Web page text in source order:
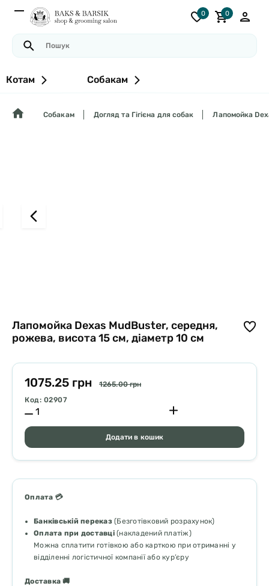
0 0
Котам Собакам
Собакам Догляд та Гігієна для собак Лапомойка
Лапомойка Dexas MudBuster, середня,
рожева, висота 15 см, діаметр 10 см
1075.25 грн
1265.00 грн
Код: 02907
Додати в кошик
Оплата 💳
Банківській переказ(Безготівковий розрахунок)
Оплата при доставці(накладений платіж)
Можна сплатити готівкою або карткою при отриманні у
відділенні логістичної компанії або кур’єру
Доставка 🚚